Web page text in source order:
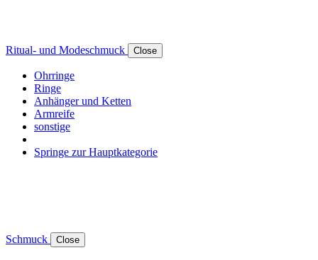
Ritual- und Modeschmuck Close
Ohrringe
Ringe
Anhänger und Ketten
Armreife
sonstige
Springe zur Hauptkategorie
Schmuck Close